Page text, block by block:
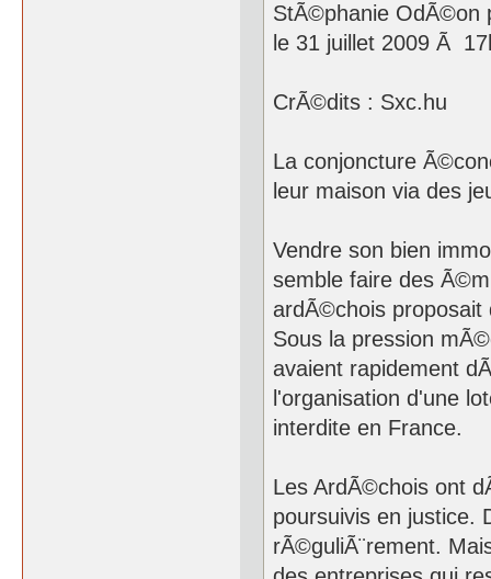
StÃ©phanie OdÃ©on
le 31 juillet 2009 Ã
CrÃ©dits : Sxc.hu
La conjoncture
leur maison via des
Vendre son bien
semble faire des
ardÃ©chois proposait
Sous la pression
avaient rapidement
l'organisation d'une
interdite en France.
Les ArdÃ©chois ont
poursuivis en justice.
rÃ©guliÃ¨rement.